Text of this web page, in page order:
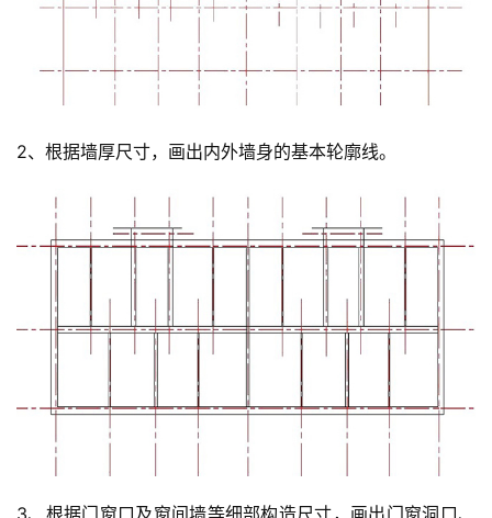
2、根据墙厚尺寸，画出内外墙身的基本轮廓线。